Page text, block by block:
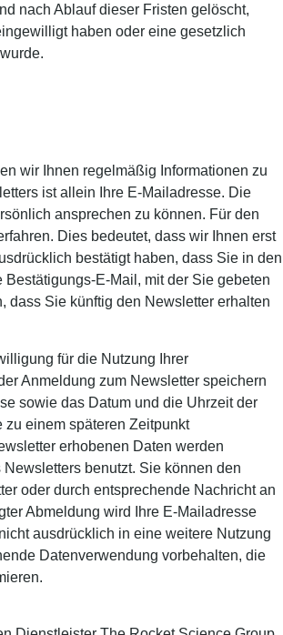
nach Ablauf dieser Fristen gelöscht,
haben oder eine gesetzlich
wir Ihnen regelmäßig Informationen zu
ist allein Ihre E-Mailadresse. Die
ansprechen zu können. Für den
Dies bedeutet, dass wir Ihnen erst
bestätigt haben, dass Sie in den
E-Mail, mit der Sie gebeten
dass Sie künftig den Newsletter erhalten
für die Nutzung Ihrer
Anmeldung zum Newsletter speichern
sowie das Datum und die Uhrzeit der
einem späteren Zeitpunkt
erhobenen Daten werden
benutzt. Sie können den
oder durch entsprechende Nachricht an
Abmeldung wird Ihre E-Mailadresse
ausdrücklich in eine weitere Nutzung
Datenverwendung vorbehalten, die